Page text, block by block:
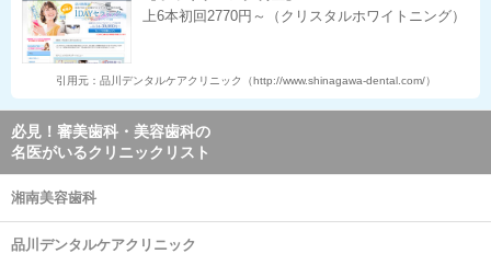
上6本初回2770円～（クリスタルホワイトニング）
引用元：品川デンタルケアクリニック（http://www.shinagawa-dental.com/）
必見！審美歯科・美容歯科の
名医がいるクリニックリスト
湘南美容歯科
品川デンタルケアクリニック